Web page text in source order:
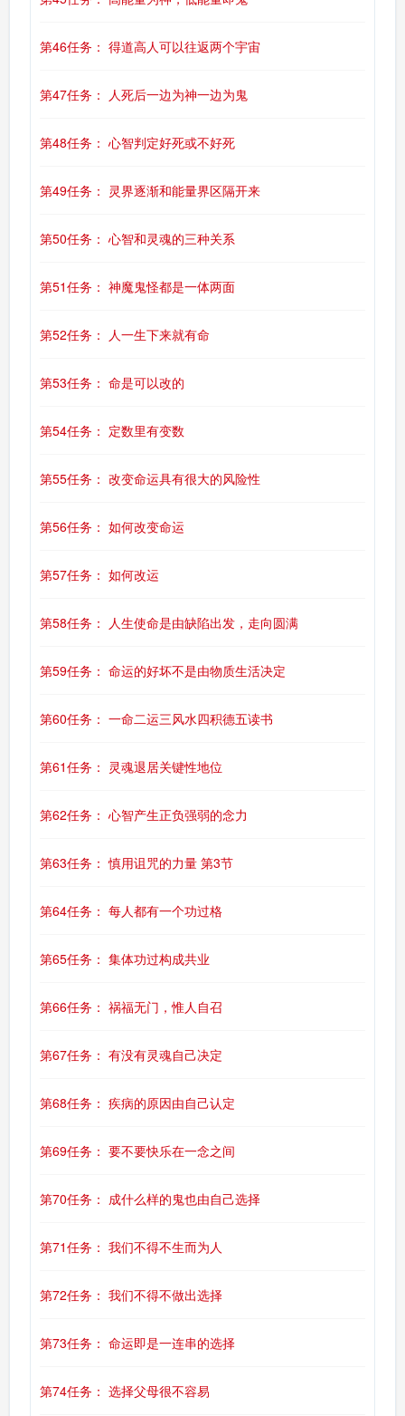
第46任务： 得道高人可以往返两个宇宙
第47任务： 人死后一边为神一边为鬼
第48任务： 心智判定好死或不好死
第49任务： 灵界逐渐和能量界区隔开来
第50任务： 心智和灵魂的三种关系
第51任务： 神魔鬼怪都是一体两面
第52任务： 人一生下来就有命
第53任务： 命是可以改的
第54任务： 定数里有变数
第55任务： 改变命运具有很大的风险性
第56任务： 如何改变命运
第57任务： 如何改运
第58任务： 人生使命是由缺陷出发，走向圆满
第59任务： 命运的好坏不是由物质生活决定
第60任务： 一命二运三风水四积德五读书
第61任务： 灵魂退居关键性地位
第62任务： 心智产生正负强弱的念力
第63任务： 慎用诅咒的力量 第3节
第64任务： 每人都有一个功过格
第65任务： 集体功过构成共业
第66任务： 祸福无门，惟人自召
第67任务： 有没有灵魂自己决定
第68任务： 疾病的原因由自己认定
第69任务： 要不要快乐在一念之间
第70任务： 成什么样的鬼也由自己选择
第71任务： 我们不得不生而为人
第72任务： 我们不得不做出选择
第73任务： 命运即是一连串的选择
第74任务： 选择父母很不容易